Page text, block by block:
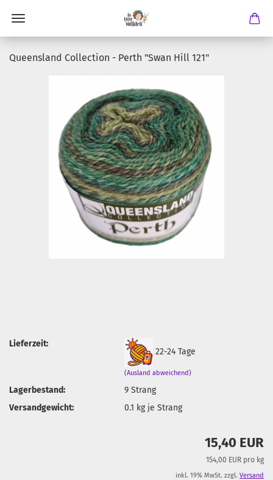
Queensland Collection - Perth "Swan Hill 121"
Lieferzeit:
22-24 Tage
(Ausland abweichend)
Lagerbestand: 9Strang
Versandgewicht:
0.1 kg je Strang
15,40 EUR
154,00 EUR pro kg
inkl. 19% MwSt. zzgl. Versand